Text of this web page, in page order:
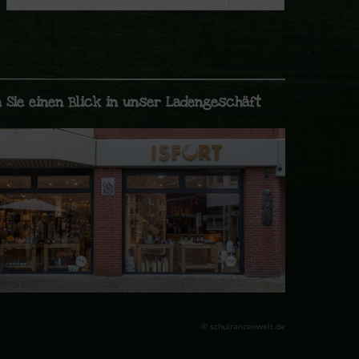
Sie einen Blick in unser Ladengeschäft
© schulranzenwelt.de